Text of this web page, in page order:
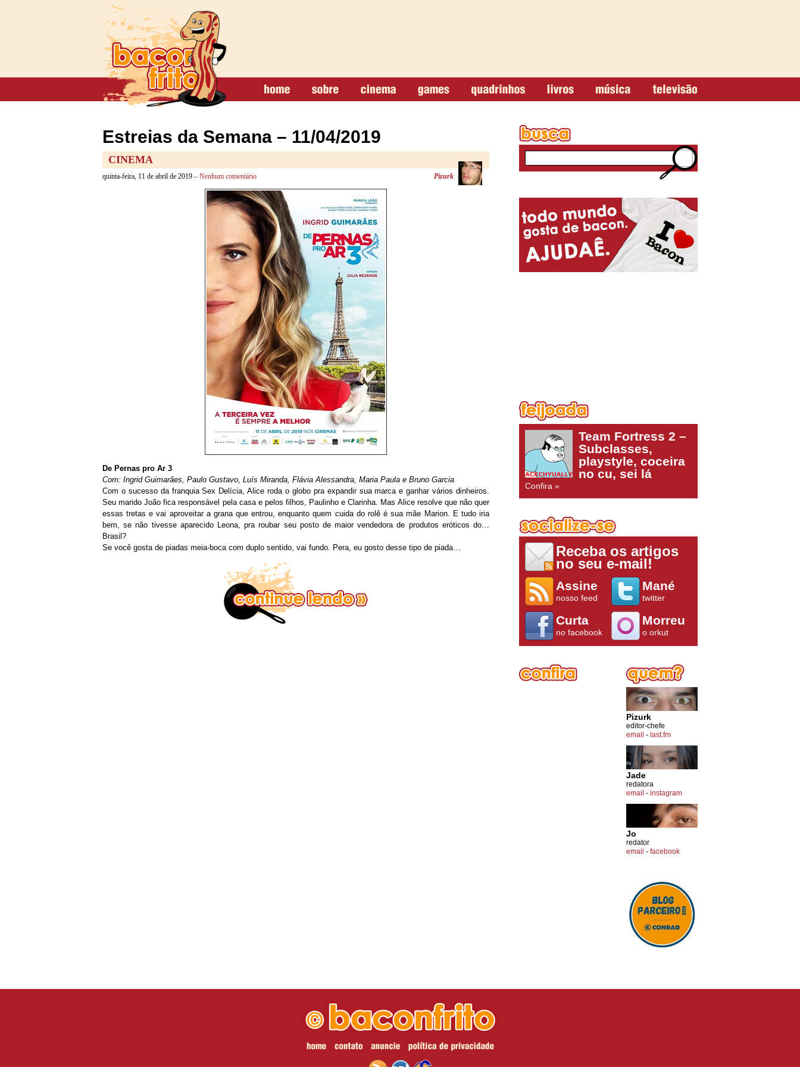
Estreias da Semana – 11/04/2019
CINEMA
quinta-feira, 11 de abril de 2019 – Nenhum comentário Pizurk
De Pernas pro Ar 3
Com: Ingrid Guimarães, Paulo Gustavo, Luís Miranda, Flávia Alessandra, Maria Paula e Bruno Garcia
Com o sucesso da franquia Sex Delícia, Alice roda o globo pra expandir sua marca e ganhar vários dinheiros.
Seu marido João fica responsável pela casa e pelos filhos, Paulinho e Clarinha. Mas Alice resolve que não quer
essas tretas e vai aproveitar a grana que entrou, enquanto quem cuida do rolê é sua mãe Marion. E tudo iria
bem, se não tivesse aparecido Leona, pra roubar seu posto de maior vendedora de produtos eróticos do…
Brasil?
Se você gosta de piadas meia-boca com duplo sentido, vai fundo. Pera, eu gosto desse tipo de piada…
Team Fortress 2 –
Subclasses,
playstyle, coceira
no cu, sei lá
Confira »
Receba os artigos
no seu e-mail!
Assine
nosso feed
Mané
twitter
Curta
no facebook
Morreu
o orkut
Pizurk
editor-chefe
email - last.fm
Jade
redatora
email - instagram
Jo
redator
email - facebook